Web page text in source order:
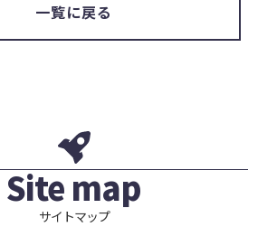
一覧に戻る
Site map
サイトマップ